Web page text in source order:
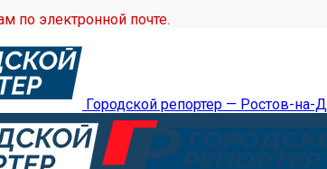
по электронной почте.
Городской репортер — Ростов-на-